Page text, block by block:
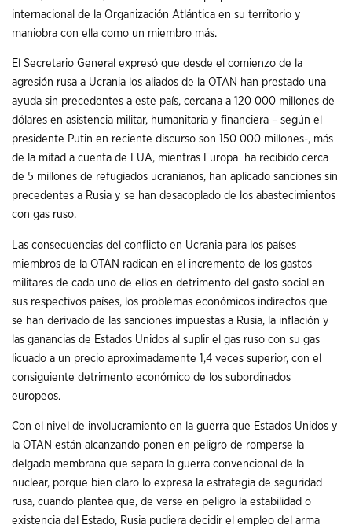
internacional de la Organización Atlántica en su territorio y
maniobra con ella como un miembro más.
El Secretario General expresó que desde el comienzo de la
agresión rusa a Ucrania los aliados de la OTAN han prestado una
ayuda sin precedentes a este país, cercana a 120 000 millones de
dólares en asistencia militar, humanitaria y financiera – según el
presidente Putin en reciente discurso son 150 000 millones-, más
de la mitad a cuenta de EUA, mientras Europa ha recibido cerca
de 5 millones de refugiados ucranianos, han aplicado sanciones sin
precedentes a Rusia y se han desacoplado de los abastecimientos
con gas ruso.
Las consecuencias del conflicto en Ucrania para los países
miembros de la OTAN radican en el incremento de los gastos
militares de cada uno de ellos en detrimento del gasto social en
sus respectivos países, los problemas económicos indirectos que
se han derivado de las sanciones impuestas a Rusia, la inflación y
las ganancias de Estados Unidos al suplir el gas ruso con su gas
licuado a un precio aproximadamente 1,4 veces superior, con el
consiguiente detrimento económico de los subordinados
europeos.
Con el nivel de involucramiento en la guerra que Estados Unidos y
la OTAN están alcanzando ponen en peligro de romperse la
delgada membrana que separa la guerra convencional de la
nuclear, porque bien claro lo expresa la estrategia de seguridad
rusa, cuando plantea que, de verse en peligro la estabilidad o
existencia del Estado, Rusia pudiera decidir el empleo del arma